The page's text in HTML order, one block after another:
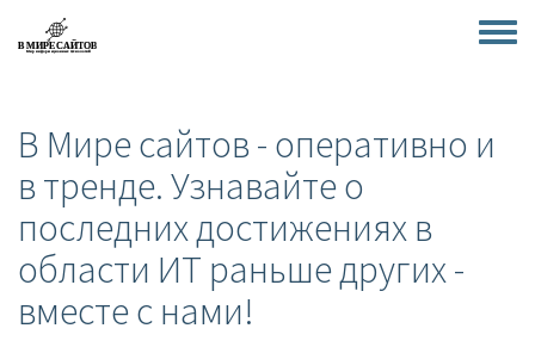
Перейти
Toggle
В Мире сайтов - оперативно и
в тренде. Узнавайте о
последних достижениях в
области ИТ раньше других -
вместе с нами!